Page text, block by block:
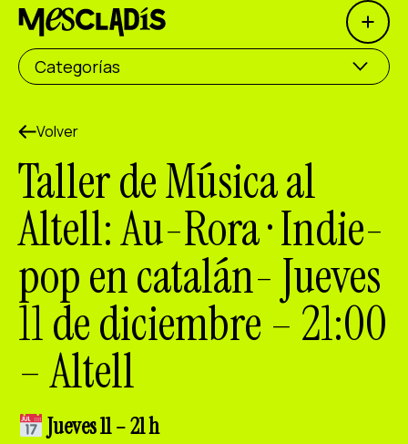
Open
Productora social
Productora de experiencias
Productora de empleo
Productora de conocimiento
Productora cultural
Agenda
Nuestros talleres
Blog
Contacto
ES CA EN
Categorías
Volver
Taller de Música al
Altell: Au-Rora · Indie-
pop en catalán- Jueves
11 de diciembre – 21:00
– Altell
Jueves 11 – 21 h